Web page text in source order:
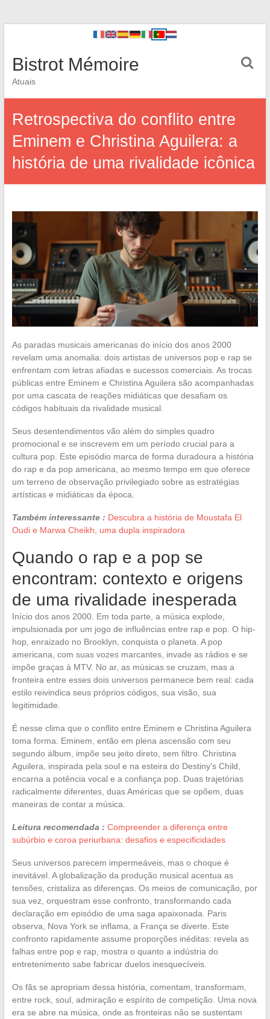
Bistrot Mémoire
Atuais
Retrospectiva do conflito entre
Eminem e Christina Aguilera: a
história de uma rivalidade icônica
As paradas musicais americanas do início dos anos 2000
revelam uma anomalia: dois artistas de universos pop e rap se
enfrentam com letras afiadas e sucessos comerciais. As trocas
públicas entre Eminem e Christina Aguilera são acompanhadas
por uma cascata de reações midiáticas que desafiam os
códigos habituais da rivalidade musical.
Seus desentendimentos vão além do simples quadro
promocional e se inscrevem em um período crucial para a
cultura pop. Este episódio marca de forma duradoura a história
do rap e da pop americana, ao mesmo tempo em que oferece
um terreno de observação privilegiado sobre as estratégias
artísticas e midiáticas da época.
Também interessante : Descubra a história de Moustafa El
Oudi e Marwa Cheikh, uma dupla inspiradora
Quando o rap e a pop se
encontram: contexto e origens
de uma rivalidade inesperada
Início dos anos 2000. Em toda parte, a música explode,
impulsionada por um jogo de influências entre rap e pop. O hip-
hop, enraizado no Brooklyn, conquista o planeta. A pop
americana, com suas vozes marcantes, invade as rádios e se
impõe graças à MTV. No ar, as músicas se cruzam, mas a
fronteira entre esses dois universos permanece bem real: cada
estilo reivindica seus próprios códigos, sua visão, sua
legitimidade.
É nesse clima que o conflito entre Eminem e Christina Aguilera
toma forma. Eminem, então em plena ascensão com seu
segundo álbum, impõe seu jeito direto, sem filtro. Christina
Aguilera, inspirada pela soul e na esteira do Destiny’s Child,
encarna a potência vocal e a confiança pop. Duas trajetórias
radicalmente diferentes, duas Américas que se opõem, duas
maneiras de contar a música.
Leitura recomendada : Compreender a diferença entre
subúrbio e coroa periurbana: desafios e especificidades
Seus universos parecem impermeáveis, mas o choque é
inevitável. A globalização da produção musical acentua as
tensões, cristaliza as diferenças. Os meios de comunicação, por
sua vez, orquestram esse confronto, transformando cada
declaração em episódio de uma saga apaixonada. Paris
observa, Nova York se inflama, a França se diverte. Este
confronto rapidamente assume proporções inéditas: revela as
falhas entre pop e rap, mostra o quanto a indústria do
entretenimento sabe fabricar duelos inesquecíveis.
Os fãs se apropriam dessa história, comentam, transformam,
entre rock, soul, admiração e espírito de competição. Uma nova
era se abre na música, onde as fronteiras não se sustentam